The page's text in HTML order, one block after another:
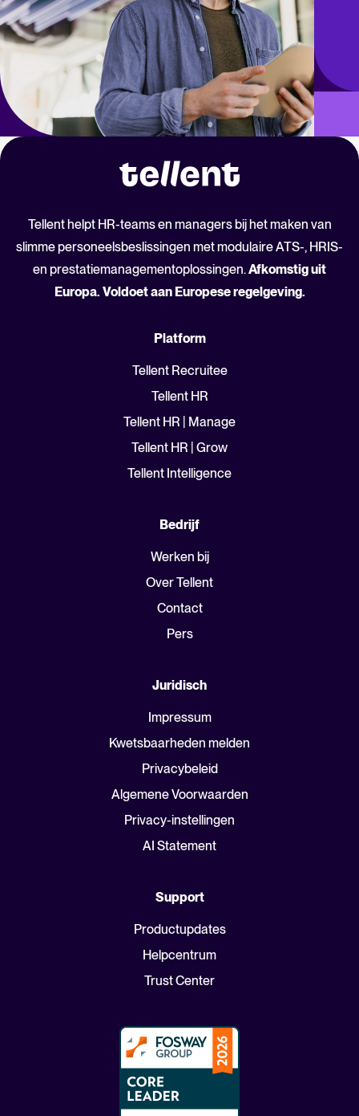
Tellent helpt HR-teams en managers bij het maken van
slimme personeelsbeslissingen met modulaire ATS-, HRIS-
en prestatiemanagementoplossingen.Afkomstig uit
Europa. Voldoet aan Europese regelgeving.
Platform
Tellent Recruitee
Tellent HR
Tellent HR | Manage
Tellent HR | Grow
Tellent Intelligence
Bedrijf
Werken bij
Over Tellent
Contact
Pers
Juridisch
Impressum
Kwetsbaarheden melden
Privacybeleid
Algemene Voorwaarden
Privacy-instellingen
AI Statement
Support
Productupdates
Helpcentrum
Trust Center